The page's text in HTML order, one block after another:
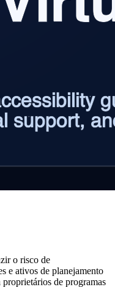
o risco de
e ativos de planejamento
de programas